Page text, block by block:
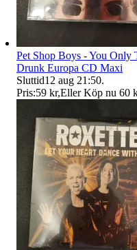
Pet Shop Boys - You Only
Drunk Europa CD Maxi
Sluttid12 aug 21:50.
Pris:59 kr,Eller Köp nu 60